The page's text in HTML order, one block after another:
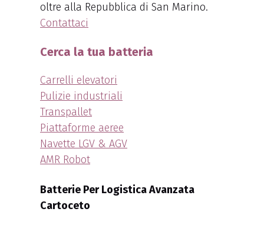
oltre alla Repubblica di San Marino.
Contattaci
Cerca la tua batteria
Carrelli elevatori
Pulizie industriali
Transpallet
Piattaforme aeree
Navette LGV & AGV
AMR Robot
Batterie Per Logistica Avanzata
Cartoceto